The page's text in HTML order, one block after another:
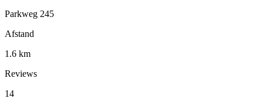
Parkweg 245
Afstand
1.6 km
Reviews
14